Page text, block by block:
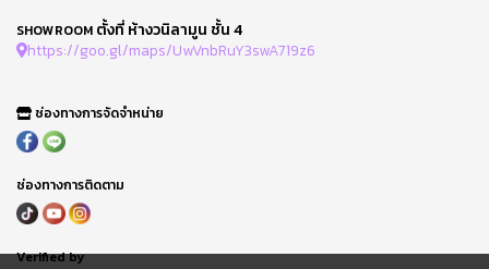
SHOWROOM ตั้งที่ ห้างวนิลามูน ชั้น 4
https://goo.gl/maps/UwVnbRuY3swA719z6
ช่องทางการจัดจำหน่าย
ช่องทางการติดตาม
Verified by